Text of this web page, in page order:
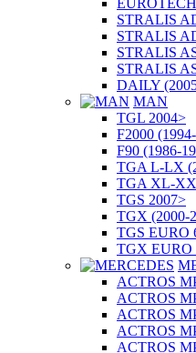
STRALIS
STRALIS
STRALIS
STRALIS
DAILY
MAN
TGL 2004>
F2000
F90 (1986-
TGA L-LX
TGA XL-
TGS 2007>
TGX (2000-
TGS EURO
TGX EURO
ACTROS
ACTROS
ACTROS
ACTROS
ACTROS